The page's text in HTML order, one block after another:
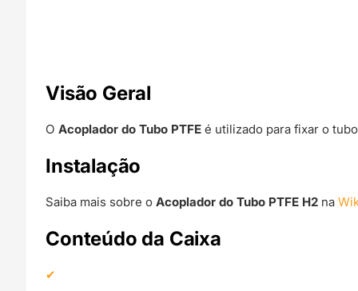
Visão Geral
OAcoplador do Tubo PTFE é utilizado para fixar o
Instalação
Saiba mais sobre oAcoplador do Tubo PTFE H2 na
Conteúdo da Caixa